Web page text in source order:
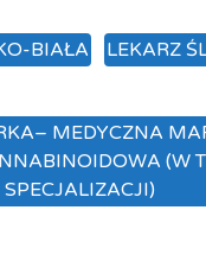
BIAŁA
LEKARZ
MEDYCZNA
(W
SPECJALIZACJI)